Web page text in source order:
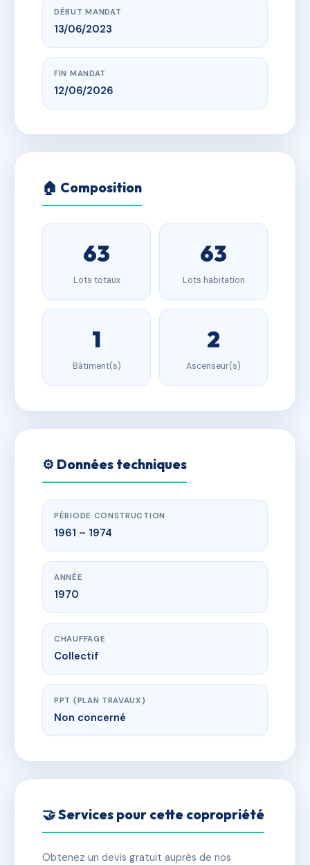
DÉBUT MANDAT
13/06/2023
FIN MANDAT
12/06/2026
🏠 Composition
63
Lots totaux
63
Lots habitation
1
Bâtiment(s)
2
Ascenseur(s)
⚙️ Données techniques
PÉRIODE CONSTRUCTION
1961 – 1974
ANNÉE
1970
CHAUFFAGE
Collectif
PPT (PLAN TRAVAUX)
Non concerné
🤝 Services pour cette copropriété
Obtenez un devis gratuit auprès de nos